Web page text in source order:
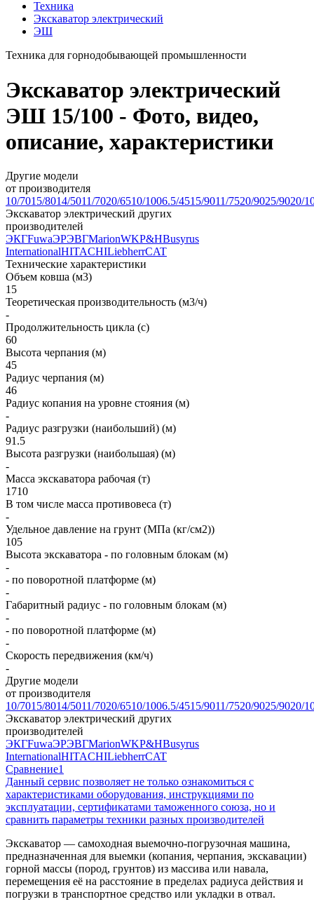
Техника
Экскаватор электрический
ЭШ
Техника для горнодобывающей промышленности
Экскаватор электрический
ЭШ 15/100 - Фото, видео,
описание, характеристики
Другие модели
от производителя
10/7015/8014/5011/7020/6510/1006.5/4515/9011/7520/9025/9020/
Экскаватор электрический других
производителей
ЭКГFuwaЭРЭВГMarionWKP&HBusyrus
InternationalHITACHILiebherrCAT
Технические характеристики
Объем ковша (м3)
15
Теоретическая производительность (м3/ч)
-
Продолжительность цикла (с)
60
Высота черпания (м)
45
Радиус черпания (м)
46
Радиус копания на уровне стояния (м)
-
Радиус разгрузки (наибольший) (м)
91.5
Высота разгрузки (наибольшая) (м)
-
Масса экскаватора рабочая (т)
1710
В том числе масса противовеса (т)
-
Удельное давление на грунт (МПа (кг/см2))
105
Высота экскаватора - по головным блокам (м)
-
- по поворотной платформе (м)
-
Габаритный радиус - по головным блокам (м)
-
- по поворотной платформе (м)
-
Скорость передвижения (км/ч)
-
Другие модели
от производителя
10/7015/8014/5011/7020/6510/1006.5/4515/9011/7520/9025/9020/
Экскаватор электрический других
производителей
ЭКГFuwaЭРЭВГMarionWKP&HBusyrus
InternationalHITACHILiebherrCAT
Сравнение1
Данный сервис позволяет не только ознакомиться с
характеристиками оборудования, инструкциями по
эксплуатации, сертификатами таможенного союза, но и
сравнить параметры техники разных производителей
Экскаватор — самоходная выемочно-погрузочная машина,
предназначенная для выемки (копания, черпания, экскавации)
горной массы (пород, грунтов) из массива или навала,
перемещения её на расстояние в пределах радиуса действия и
погрузки в транспортное средство или укладки в отвал.